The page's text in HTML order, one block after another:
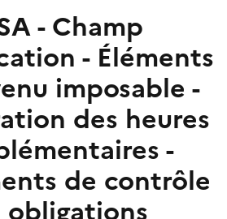
- Champ
- Éléments
imposable -
des heures
-
de contrôle